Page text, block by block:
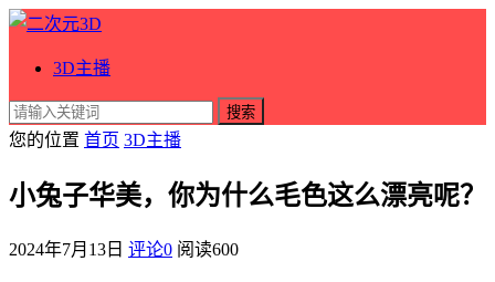
3D主播
搜索
您的位置 首页 3D主播
小兔子华美，你为什么毛色这么漂亮呢？
2024年7月13日 评论0 阅读600